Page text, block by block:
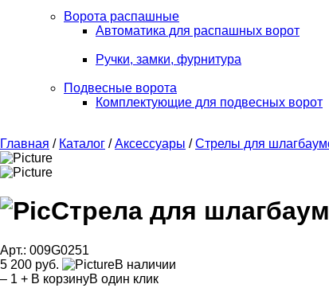
Ворота распашные
Автоматика для распашных ворот
Ручки, замки, фурнитура
Подвесные ворота
Комплектующие для подвесных ворот
Главная / Каталог /Аксессуары /Стрелы для
Стрела для
Арт.: 009G0251
5 200 руб.
В наличии
– 1 + В корзинуВ один клик